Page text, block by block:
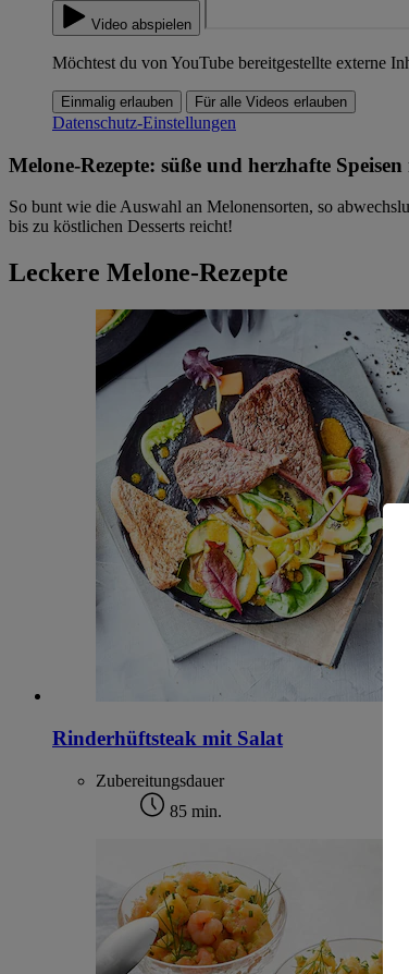
Video abspielen
Möchtest du von YouTube bereitgestellte externe
Einmalig erlauben Für alle Videos erlauben
Datenschutz-Einstellungen
Melone-Rezepte: süße und herzhafte
So bunt wie die Auswahl an Melonensorten, so
bis zu köstlichen Desserts reicht!
Leckere Melone-Rezepte
Rinderhüftsteak mit Salat
Zubereitungsdauer
85 min.